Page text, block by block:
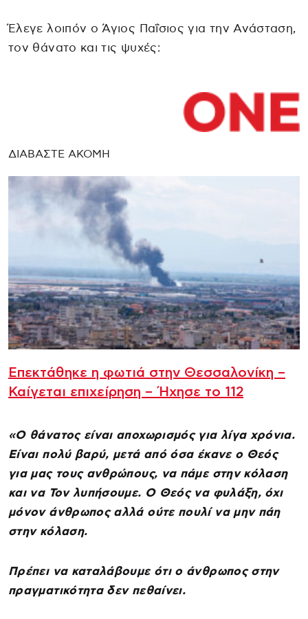
Έλεγε λοιπόν ο Άγιος Παΐσιος για την Ανάσταση,
τον θάνατο και τις ψυχές:
ΔΙΑΒΑΣΤΕ ΑΚΟΜΗ
Επεκτάθηκε η φωτιά στην Θεσσαλονίκη –
Καίγεται επιχείρηση – Ήχησε το 112
«Ο θάνατος είναι αποχωρισμός για λίγα χρόνια.
Είναι πολύ βαρύ, μετά από όσα έκανε ο Θεός
για μας τους ανθρώπους, να πάμε στην κόλαση
και να Τον λυπήσουμε. Ο Θεός να φυλάξη, όχι
μόνον άνθρωπος αλλά ούτε πουλί να μην πάη
στην κόλαση.
Πρέπει να καταλάβουμε ότι ο άνθρωπος στην
πραγματικότητα δεν πεθαίνει.